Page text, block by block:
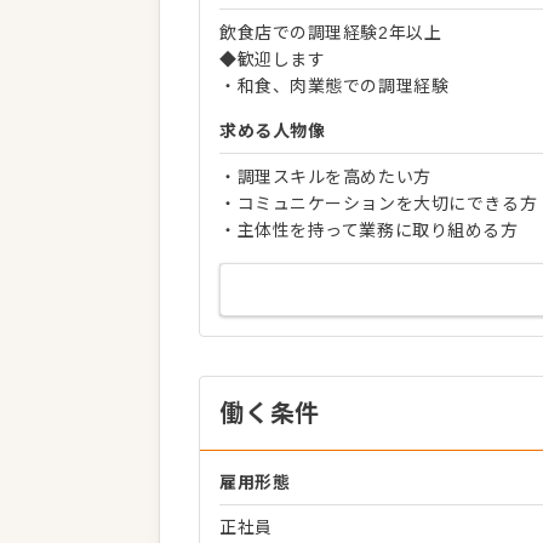
飲食店での調理経験2年以上
◆歓迎します
・和食、肉業態での調理経験
求める人物像
・調理スキルを高めたい方
・コミュニケーションを大切にできる方
・主体性を持って業務に取り組める方
働く条件
雇用形態
正社員